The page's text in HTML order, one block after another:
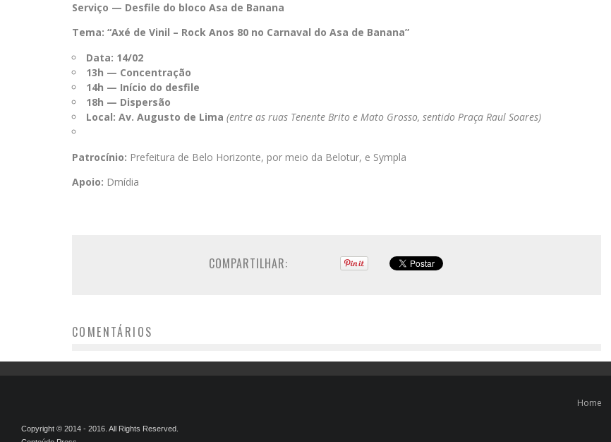
Serviço — Desfile do bloco Asa de Banana
Tema: “Axé de Vinil – Rock Anos 80 no Carnaval do Asa de Banana”
Data: 14/02
13h — Concentração
14h — Início do desfile
18h — Dispersão
Local: Av. Augusto de Lima (entre as ruas Tenente Brito e Mato Grosso, sentido Praça Raul Soares)
Patrocínio: Prefeitura de Belo Horizonte, por meio da Belotur, e Sympla
Apoio: Dmídia
COMPARTILHAR:
COMENTÁRIOS
Home
Copyright © 2014 - 2016. All Rights Reserved.